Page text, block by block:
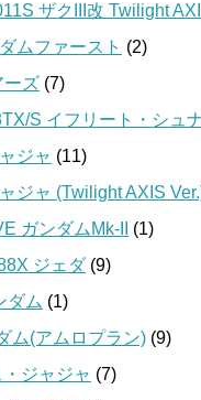
ザクIII改 Twilight
ムファースト (2)
ーズ (7)
S イフリート・シュ
ジャ (11)
ジャ (Twilight AXIS
ガンダムMk-II
(1)
ジェダ(9)
ダム (1)
ム(アムロプラン) (9)
ジャジャ (7)